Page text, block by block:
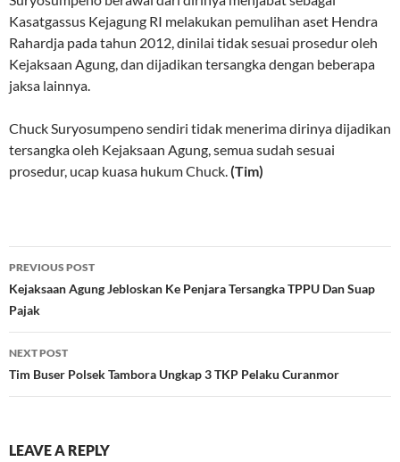
Kasatgassus Kejagung RI melakukan pemulihan aset Hendra
Rahardja pada tahun 2012, dinilai tidak sesuai prosedur oleh
Kejaksaan Agung, dan dijadikan tersangka dengan beberapa
jaksa lainnya.
Chuck Suryosumpeno sendiri tidak menerima dirinya dijadikan
tersangka oleh Kejaksaan Agung, semua sudah sesuai
prosedur, ucap kuasa hukum Chuck. (Tim)
Post
navigation
PREVIOUS POST
Kejaksaan Agung Jebloskan Ke Penjara Tersangka TPPU Dan Suap
Pajak
NEXT POST
Tim Buser Polsek Tambora Ungkap 3 TKP Pelaku Curanmor
LEAVE A REPLY